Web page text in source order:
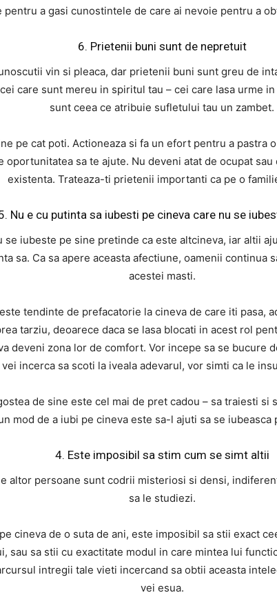
pentru a gasi cunostintele de care ai nevoie pentru a
6. Prietenii buni sunt de nepretuit
vin si pleaca, dar prietenii buni sunt greu de
care sunt mereu in spiritul tau – cei care lasa urme
sunt ceea ce atribuie sufletului tau un zambet.
pe cat poti. Actioneaza si fa un efort pentru a pastra
oportunitatea sa te ajute. Nu deveni atat de ocupat
existenta. Trateaza-ti prietenii importanti ca pe o
Nu e cu putinta sa iubesti pe cineva care nu se
se iubeste pe sine pretinde ca este altcineva, iar altii
sa. Ca sa apere aceasta afectiune, oamenii continua
acestei masti.
tendinte de prefacatorie la cineva de care iti pasa,
tarziu, deoarece daca se lasa blocati in acest rol
deveni zona lor de comfort. Vor incepe sa se bucure
vei incerca sa scoti la iveala adevarul, vor simti ca le
de sine este cel mai de pret cadou – sa traiesti si
mod de a iubi pe cineva este sa-l ajuti sa se iubeasca
4. Este imposibil sa stim cum se simt altii
altor persoane sunt codrii misteriosi si densi,
sa le studiezi.
cineva de o suta de ani, este imposibil sa stii exact
sau sa stii cu exactitate modul in care mintea lui
intregii tale vieti incercand sa obtii aceasta
vei esua.